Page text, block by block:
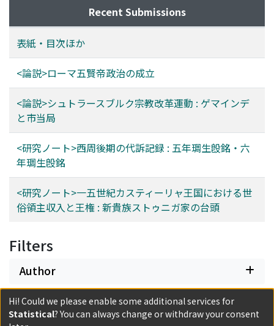
Recent Submissions
表紙・目次ほか
<論説>ローマ五賢帝政治の成立
<論説>シュトラースブルク宗教改革運動 : ゲマインデ
と市当局
<研究ノート>西周後期の代訴記録 : 五年琱生𣪘銘・六
年琱生𣪘銘
<研究ノート>一五世紀カスティーリャ王国における世
俗領主収入と王権 : 新貴族ストゥニガ家の台頭
Filters
Author
Date issued
Hi! Could we please enable some additional services for
Statistical? You can always change or withdraw your consent